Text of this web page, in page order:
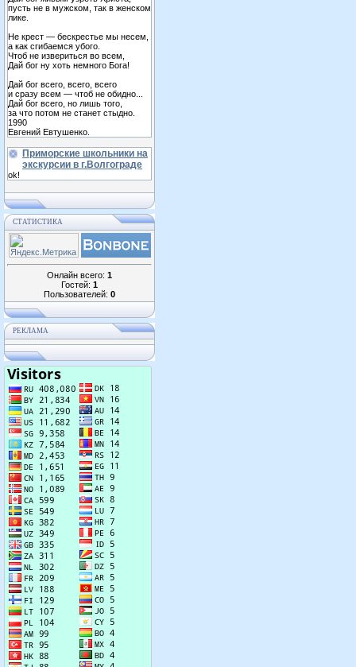
пусть не в мужском, так в женском
лике.
Не крест — бескрестье мы несем,
а как сгибаемся убого.
Чтоб не извериться во всем,
Дай бог ну хоть немного Бога!
Дай бог всего, всего, всего
и сразу всем — чтоб не обидно...
Дай бог всего, но лишь того,
за что потом не станет стыдно.
1990
Евгений Евтушенко.
Приморские школьники на
экскурсии в г.Волгограде
ok!
СТАТИСТИКА
Онлайн всего: 1
Гостей: 1
Пользователей: 0
РЕКЛАМА